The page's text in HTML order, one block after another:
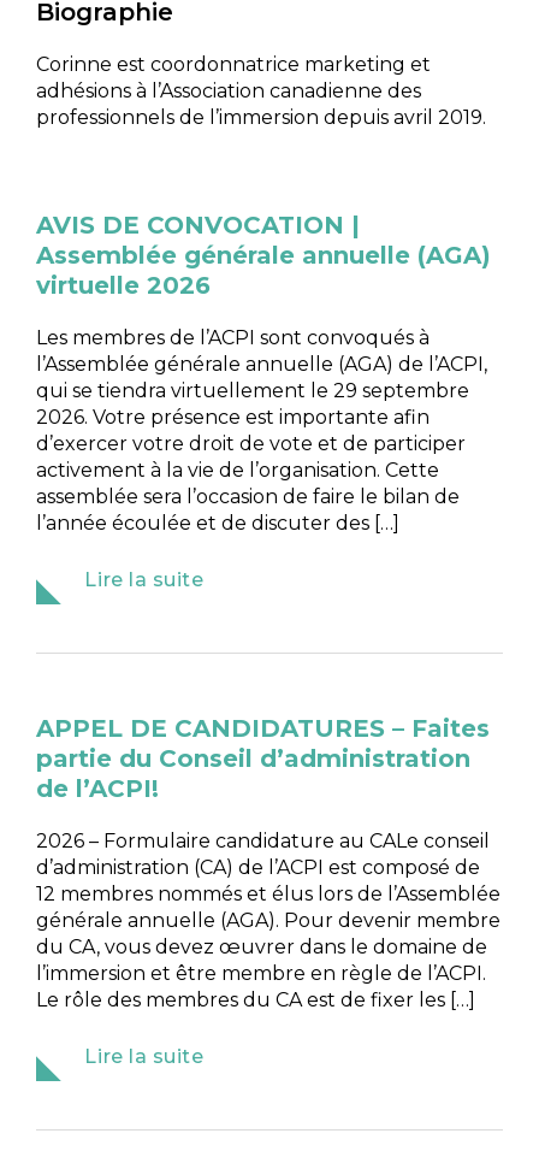
Biographie
Corinne est coordonnatrice marketing et
adhésions à l’Association canadienne des
professionnels de l’immersion depuis avril 2019.
AVIS DE CONVOCATION |
Assemblée générale annuelle (AGA)
virtuelle 2026
Les membres de l’ACPI sont convoqués à
l’Assemblée générale annuelle (AGA) de l’ACPI,
qui se tiendra virtuellement le 29 septembre
2026. Votre présence est importante afin
d’exercer votre droit de vote et de participer
activement à la vie de l’organisation. Cette
assemblée sera l’occasion de faire le bilan de
l’année écoulée et de discuter des […]
Lire la suite
APPEL DE CANDIDATURES – Faites
partie du Conseil d’administration
de l’ACPI!
2026 – Formulaire candidature au CALe conseil
d’administration (CA) de l’ACPI est composé de
12 membres nommés et élus lors de l’Assemblée
générale annuelle (AGA). Pour devenir membre
du CA, vous devez œuvrer dans le domaine de
l’immersion et être membre en règle de l’ACPI.
Le rôle des membres du CA est de fixer les […]
Lire la suite
ARTICLES